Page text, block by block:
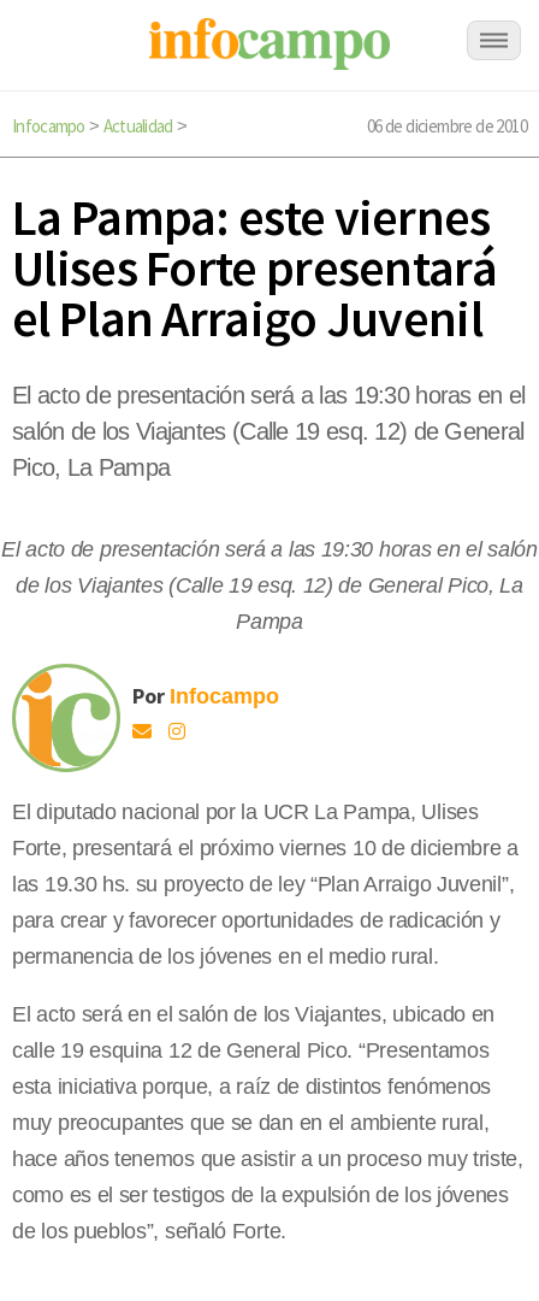
Infocampo > Actualidad > 06 de diciembre de 2010
La Pampa: este viernes
Ulises Forte presentará
el Plan Arraigo Juvenil
El acto de presentación será a las 19:30 horas en el
salón de los Viajantes (Calle 19 esq. 12) de General
Pico, La Pampa
El acto de presentación será a las 19:30 horas en el salón
de los Viajantes (Calle 19 esq. 12) de General Pico, La
Pampa
Por Infocampo
El diputado nacional por la UCR La Pampa, Ulises
Forte, presentará el próximo viernes 10 de diciembre a
las 19.30 hs. su proyecto de ley “Plan Arraigo Juvenil”,
para crear y favorecer oportunidades de radicación y
permanencia de los jóvenes en el medio rural.
El acto será en el salón de los Viajantes, ubicado en
calle 19 esquina 12 de General Pico. “Presentamos
esta iniciativa porque, a raíz de distintos fenómenos
muy preocupantes que se dan en el ambiente rural,
hace años tenemos que asistir a un proceso muy triste,
como es el ser testigos de la expulsión de los jóvenes
de los pueblos”, señaló Forte.